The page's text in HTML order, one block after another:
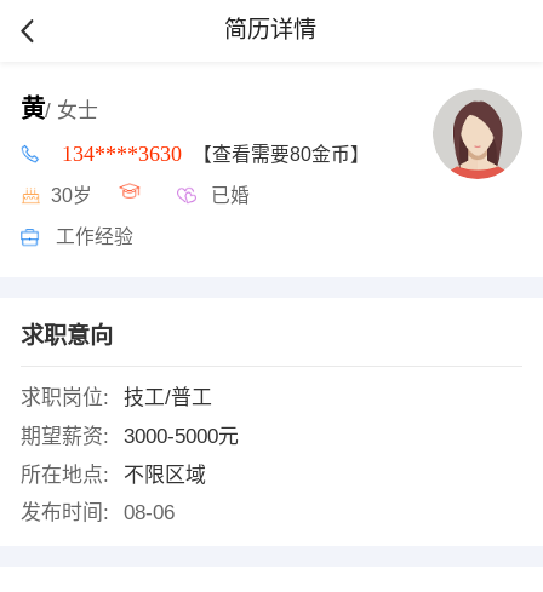
简历详情
黄/ 女士
134****3630 【查看需要80金币】
30岁 已婚
工作经验
求职意向
求职岗位:
技工/普工
期望薪资:
3000-5000元
所在地点:
不限区域
发布时间:
08-06